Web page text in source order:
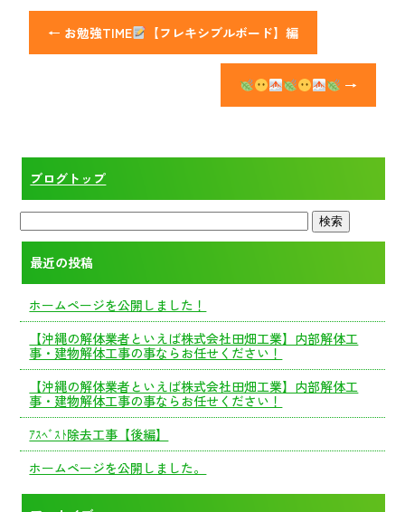
← お勉強TIME 【フレキシブルボード】編
→
ブログトップ
最近の投稿
ホームページを公開しました！
【沖縄の解体業者といえば株式会社田畑工業】内部解体工
事・建物解体工事の事ならお任せください！
【沖縄の解体業者といえば株式会社田畑工業】内部解体工
事・建物解体工事の事ならお任せください！
ｱｽﾍﾞｽﾄ除去工事【後編】
ホームページを公開しました。